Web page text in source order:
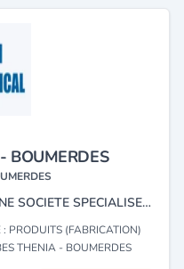
BOUMERDES
SARL DOUDI CHEMICAL EST UNE SOCIETE SPECIALISEE DANS L’IMPORTATION, LA DISTRIBUTION ET LA COMMERCIALISATION DE PRODUITS CHIMIQUES DESTINES A DIVERS SECTEURS : INDUSTRIE : TEXTILE, PLASTIQUE, PEINTURE, DETERGENTS, ETC. AGRICULTURE : ENGRAIS, ADDITIFS, TRAITEMENT DES SOLS… AGROALIMENTAIRE : PRODUITS DE NETTOYAGE, TRAITEMENTS DES EAUX ET DESINFECTANTS.
PRODUITS (FABRICATION)
THENIA - BOUMERDES